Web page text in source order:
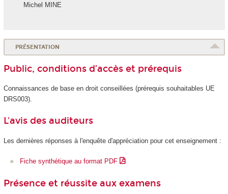
Michel MINE
PRÉSENTATION
Public, conditions d’accès et prérequis
Connaissances de base en droit conseillées (prérequis souhaitables UE
DRS003).
L'avis des auditeurs
Les dernières réponses à l'enquête d'appréciation pour cet enseignement :
Fiche synthétique au format PDF
Présence et réussite aux examens